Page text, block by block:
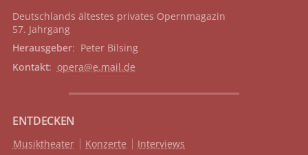
Deutschlands ältestes privates Opernmagazin
57. Jahrgang
Herausgeber: Peter Bilsing
Kontakt: opera@e.mail.de
ENTDECKEN
Musiktheater Konzerte Interviews